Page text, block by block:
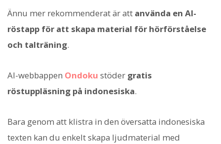
Ännu mer rekommenderat är att använda en AI-
röstapp för att skapa material för hörförståelse
och talträning.
AI-webbappen Ondoku stöder gratis
röstuppläsning på indonesiska.
Bara genom att klistra in den översatta indonesiska
texten kan du enkelt skapa ljudmaterial med